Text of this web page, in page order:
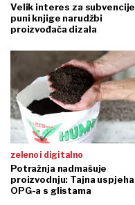
Velik interes za subvencije
puni knjige narudžbi
proizvođača dizala
zeleno i digitalno
Potražnja nadmašuje
proizvodnju: Tajna uspjeha
OPG-a s glistama